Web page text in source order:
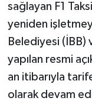
sağlayan F1
yeniden
Belediyesi
yapılan resmi
an itibarıyla
olarak devam
MANŞET
Manyas
OLAY